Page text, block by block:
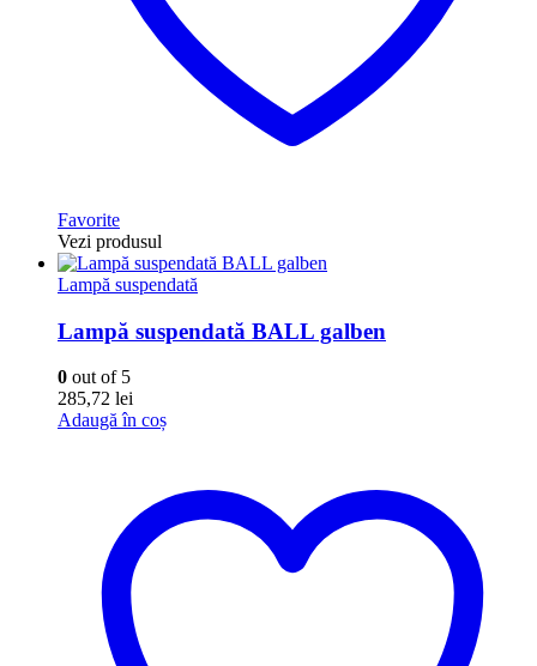
Favorite
Vezi produsul
Lampă suspendată
Lampă suspendată BALL galben
0 out of 5
285,72 lei
Adaugă în coș